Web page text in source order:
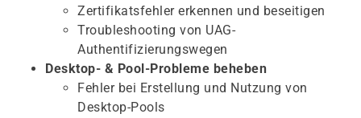
Zertifikatsfehler erkennen und beseitigen
Troubleshooting von UAG-
Authentifizierungswegen
Desktop- & Pool-Probleme beheben
Fehler bei Erstellung und Nutzung von
Desktop-Pools